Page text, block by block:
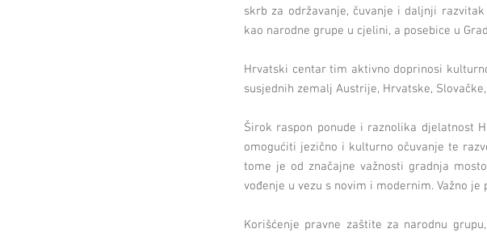
skrb za održavanje, čuvanje i daljnji
kao narodne grupe u cjelini, a posebice u
Hrvatski centar tim aktivno doprinosi
susjednih zemalj Austrije, Hrvatske,
Širok raspon ponude i raznolika djelatnost
omogućiti jezično i kulturno očuvanje te
tome je od značajne važnosti gradnja
vođenje u vezu s novim i modernim. Važno
Korišćenje pravne zaštite za narodnu